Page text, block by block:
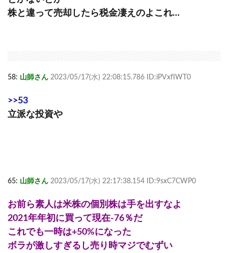
株と違って売却したら税金凄えのよこれ…
58: 山師さん 2023/05/17(水) 22:08:15.786 ID:iPVxfIWT0
>>53
立派な投資や
65: 山師さん 2023/05/17(水) 22:17:38.154 ID:9sxC7CWP0
お前ら素人は米株の個別株は手を出すなよ
2021年年初に買って現在-76％だ
これでも一時は+50%になった
ボラが激しすぎるし売り時マジでむずい